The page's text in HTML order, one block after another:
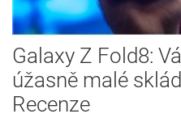
Galaxy Z Fold8:
úžasně malé
Recenze